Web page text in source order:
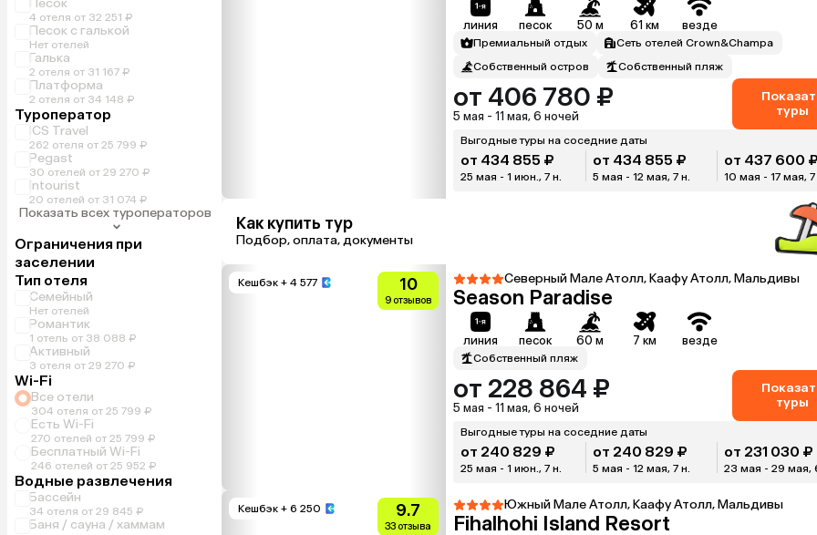
4 отеля от 32 251 ₽
Песок с галькой
Нет отелей
Галька
2 отеля от 31 167 ₽
Платформа
2 отеля от 34 148 ₽
Туроператор
ICS Travel
262 отеля от 25 799 ₽
Pegast
30 отелей от 29 270 ₽
Intourist
20 отелей от 31 074 ₽
Показать всех туроператоров
Ограничения при
заселении
Тип отеля
Семейный
Нет отелей
Романтик
1 отель от 38 088 ₽
Активный
3 отеля от 29 270 ₽
Wi-Fi
Все отели
304 отеля от 25 799 ₽
Есть Wi-Fi
270 отелей от 25 799 ₽
Бесплатный Wi-Fi
246 отелей от 25 952 ₽
Водные развлечения
Бассейн
34 отеля от 29 845 ₽
Баня / сауна / хаммам
линия песок 50 м 61 км везде
Премиальный отдых
Сеть отелей Crown&Champa
Собственный остров
Собственный пляж
от 406 780 ₽
5 мая - 11 мая, 6 ночей
туры
Выгодные туры на соседние даты
от 434 855 ₽
25 мая - 1 июн., 7 н.
от 434 855 ₽
5 мая - 12 мая, 7 н.
от 437 600 ₽
10 мая - 17 мая, 7
Как купить тур
Подбор, оплата, документы
Кешбэк + 4 577 10
9 отзывов
Северный Мале Атолл, Каафу Атолл, Мальдивы
Season Paradise
линия песок 60 м 7 км везде
Собственный пляж
от 228 864 ₽
5 мая - 11 мая, 6 ночей
туры
Выгодные туры на соседние даты
от 240 829 ₽
25 мая - 1 июн., 7 н.
от 240 829 ₽
5 мая - 12 мая, 7 н.
от 231 030 ₽
23 мая - 29 мая,
Кешбэк + 6 250 9.7
33 отзыва
Южный Мале Атолл, Каафу Атолл, Мальдивы
Fihalhohi Island Resort